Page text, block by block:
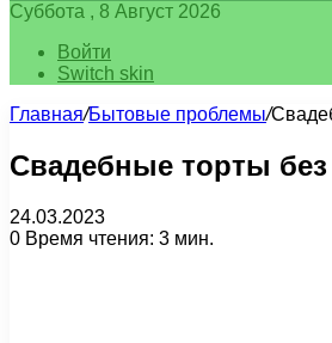
Суббота , 8 Август 2026
Войти
Switch skin
Главная/Бытовые проблемы/
Свадебные торты
24.03.2023
0 Время чтения: 3 мин.